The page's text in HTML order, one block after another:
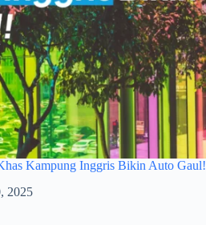
Kampung Inggris Bikin Auto Gaul!
2025